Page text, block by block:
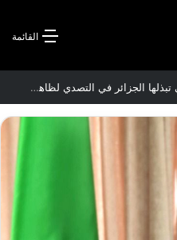
القائمة
الاتفاقية الأممية بشأن تغير المناخ :الجزائر تودع مساهمتها الوطنية المحددة لسنة 2026